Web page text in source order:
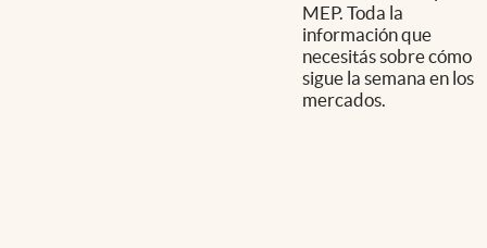
MEP. Toda la
información que
necesitás sobre cómo
sigue la semana en los
mercados.